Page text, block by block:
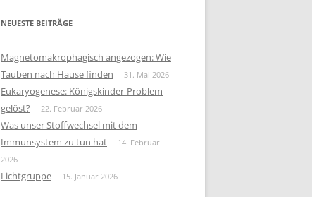
NEUESTE BEITRÄGE
Magnetomakrophagisch angezogen: Wie
Tauben nach Hause finden
31. Mai 2026
Eukaryogenese: Königskinder-Problem
gelöst?
22. Februar 2026
Was unser Stoffwechsel mit dem
Immunsystem zu tun hat
14. Februar
2026
Lichtgruppe 15. Januar 2026